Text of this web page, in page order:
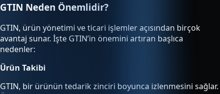
GTIN Neden Önemlidir?
GTIN, ürün yönetimi ve ticari işlemler açısından birçok
avantaj sunar. İşte GTIN’in önemini artıran başlıca
nedenler:
Ürün Takibi
GTIN, bir ürünün tedarik zinciri boyunca izlenmesini sağlar.